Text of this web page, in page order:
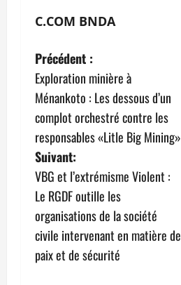
C.COM BNDA
N
a
v
i
g
a
t
i
Précédent :
Exploration minière à
Ménankoto : Les dessous d’un
complot orchestré contre les
responsables «Litle Big Mining»
Suivant:
VBG et l’extrémisme Violent :
Le RGDF outille les
organisations de la société
civile intervenant en matière de
paix et de sécurité